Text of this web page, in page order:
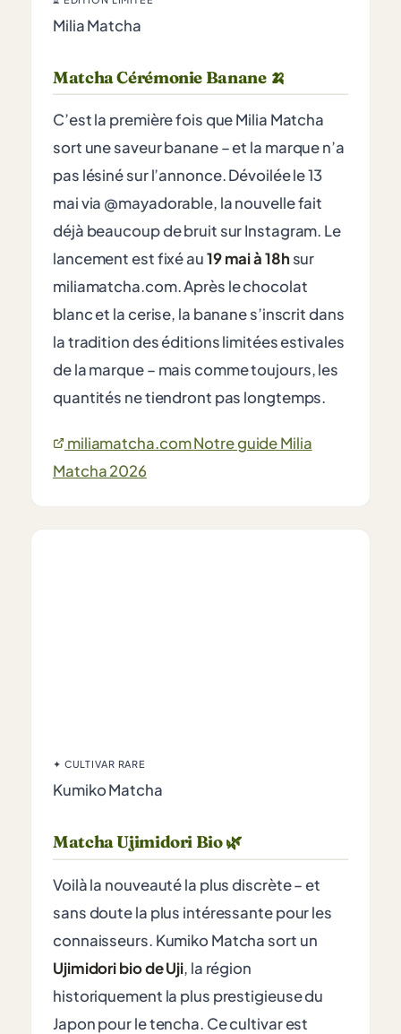
Milia Matcha
Matcha Cérémonie Banane 🍌
C’est la première fois que Milia Matcha
sort une saveur banane – et la marque n’a
pas lésiné sur l’annonce. Dévoilée le 13
mai via @mayadorable, la nouvelle fait
déjà beaucoup de bruit sur Instagram. Le
lancement est fixé au19 mai à 18hsur
miliamatcha.com. Après le chocolat
blanc et la cerise, la banane s’inscrit dans
la tradition des éditions limitées estivales
de la marque – mais comme toujours, les
quantités ne tiendront pas longtemps.
miliamatcha.comNotre guide Milia
Matcha 2026
✦ CULTIVAR RARE
Kumiko Matcha
Matcha Ujimidori Bio 🌿
Voilà la nouveauté la plus discrète – et
sans doute la plus intéressante pour les
connaisseurs. Kumiko Matcha sort un
Ujimidori bio de Uji, la région
historiquement la plus prestigieuse du
Japon pour le tencha. Ce cultivar est